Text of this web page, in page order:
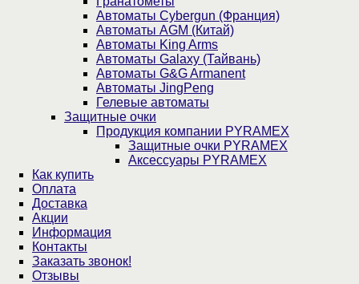
Автоматы Cybergun (Франция)
Автоматы AGM (Китай)
Автоматы King Arms
Автоматы Galaxy (Тайвань)
Автоматы G&G Armanent
Автоматы JingPeng
Гелевые автоматы
Защитные очки
Продукция компании PYRAMEX
Защитные очки PYRAMEX
Аксессуары PYRAMEX
Как купить
Оплата
Доставка
Акции
Информация
Контакты
Заказать звонок!
Отзывы